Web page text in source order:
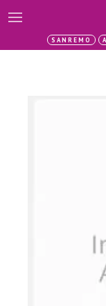
SANREMO